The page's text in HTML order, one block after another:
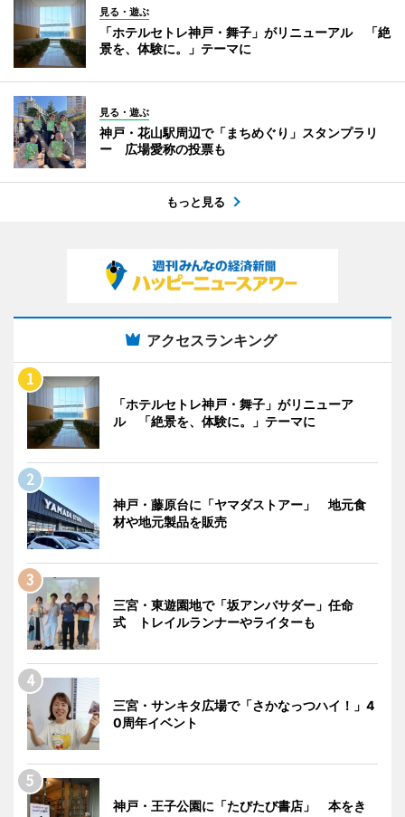
見る・遊ぶ
「ホテルセトレ神戸・舞子」がリニューアル 「絶
景を、体験に。」テーマに
見る・遊ぶ
神戸・花山駅周辺で「まちめぐり」スタンプラリ
ー 広場愛称の投票も
もっと見る
アクセスランキング
「ホテルセトレ神戸・舞子」がリニューア
ル 「絶景を、体験に。」テーマに
神戸・藤原台に「ヤマダストアー」 地元食
材や地元製品を販売
三宮・東遊園地で「坂アンバサダー」任命
式 トレイルランナーやライターも
三宮・サンキタ広場で「さかなっつハイ！」4
0周年イベント
神戸・王子公園に「たびたび書店」 本をき